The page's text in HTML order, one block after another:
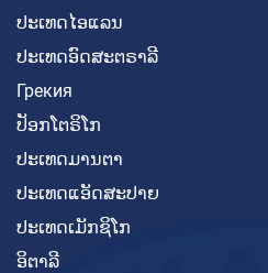
ປະເທດໄອແລນ
ປະເທດອົດສະຕຣາລີ
Грекия
ປັອກໂຕຣິໂກ
ປະເທດມານຕາ
ປະເທດແອັດສະປາຍ
ປະເທດເມັກຊິໂກ
ອິຕາລີ